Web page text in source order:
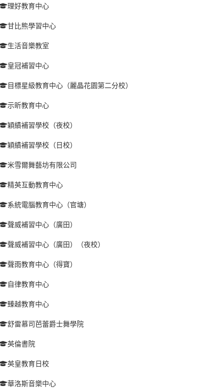
理好教育中心
甘比熊學習中心
生活音樂教室
皇冠補習中心
目標星級教育中心（麗晶花園第二分校）
示昕教育中心
穎績補習學校（夜校）
穎績補習學校（日校）
米雪爾舞藝坊有限公司
精英互動教育中心
系統電腦教育中心（官塘）
聲威補習中心（廣田）
聲威補習中心（廣田）（夜校）
聲雨教育中心（得寶）
自律教育中心
臻越教育中心
舒雷慕司芭蕾爵士舞學院
英倫書院
英皇教育日校
華洛斯音樂中心